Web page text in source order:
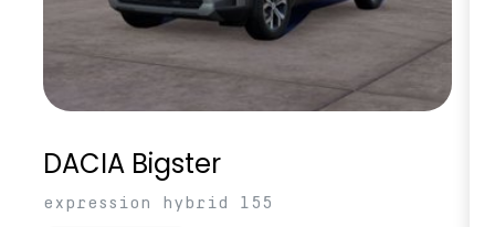
DACIA Bigster
expression hybrid 155